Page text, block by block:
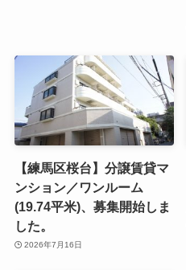
【練馬区桜台】分譲賃貸マ
ンション／ワンルーム
(19.74平米)、募集開始しま
した。
2026年7月16日